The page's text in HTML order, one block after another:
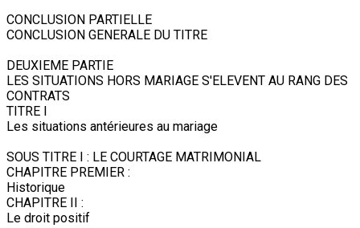
CONCLUSION PARTIELLE
CONCLUSION GENERALE DU TITRE
DEUXIEME PARTIE
LES SITUATIONS HORS MARIAGE S'ELEVENT AU RANG DES
CONTRATS
TITRE I
Les situations antérieures au mariage
SOUS TITRE I : LE COURTAGE MATRIMONIAL
CHAPITRE PREMIER :
Historique
CHAPITRE II :
Le droit positif